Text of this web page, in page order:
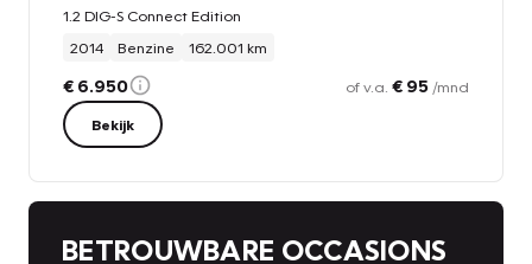
1.2 DIG-S Connect Edition
2014
Benzine 162.001 km
€ 6.950 of v.a. € 95 /mnd
Bekijk
BETROUWBARE OCCASIONS